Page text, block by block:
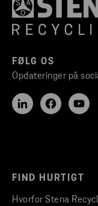
FØLG OS
Opdateringer på
FIND HURTIGT
Hvorfor Stena